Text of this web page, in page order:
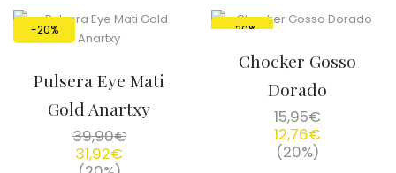
-20%
Pulsera Eye Mati
Gold Anartxy
39,90€
31,92€
-20%
Chocker Gosso
Dorado
15,95€
12,76€
(20%)